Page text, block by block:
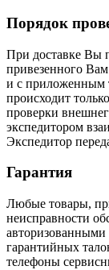
Порядок
При доставке Вы
привезенного
и с приложенным
происходит
проверки
экспедитором
Экспедитор
Гарантия
Любые товары,
неисправности
гарантийных
телефоны